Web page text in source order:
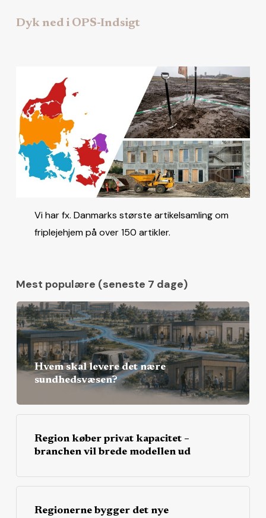
Dyk ned i OPS-Indsigt
Vi har fx. Danmarks største artikelsamling om
friplejehjem på over 150 artikler.
Mest populære (seneste 7 dage)
Hvem skal levere det nære
sundhedsvæsen?
Region køber privat kapacitet –
branchen vil brede modellen ud
Regionerne bygger det nye